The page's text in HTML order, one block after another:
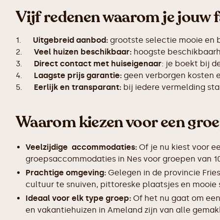
Vijf redenen waarom je jouw
1. Uitgebreid aanbod: grootste selectie mooie en
2. Veel huizen beschikbaar: hoogste
3. Direct contact met huiseigenaar: je boekt bij
4. Laagste prijs garantie: geen verborgen kosten
5. Eerlijk en transparant: bij iedere vermelding
Waarom kiezen voor een
Veelzijdige accommodaties: Of je nu kiest voor
groepsaccommodaties in Nes voor groepen van
Prachtige omgeving: Gelegen in de provincie
cultuur te snuiven, pittoreske plaatsjes en mooie
Ideaal voor elk type groep: Of het nu gaat om
en vakantiehuizen in Ameland zijn van alle